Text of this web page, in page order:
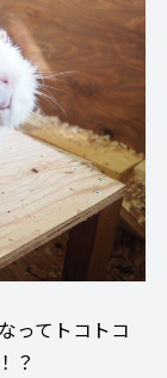
ってトコトコ
？